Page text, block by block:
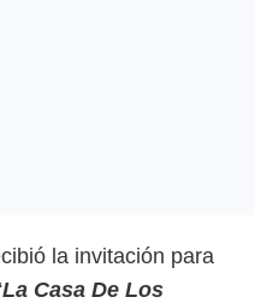
la invitación para
La Casa De Los